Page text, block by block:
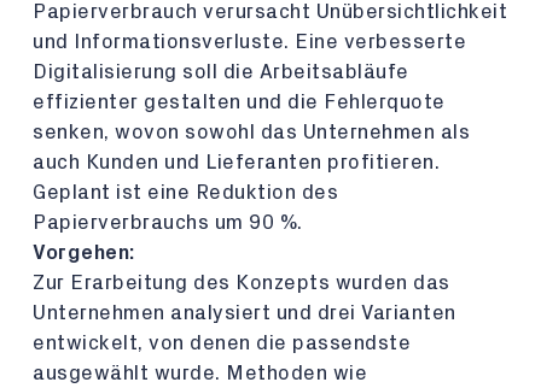
Papierverbrauch verursacht Unübersichtlichkeit
und Informationsverluste. Eine verbesserte
Digitalisierung soll die Arbeitsabläufe
effizienter gestalten und die Fehlerquote
senken, wovon sowohl das Unternehmen als
auch Kunden und Lieferanten profitieren.
Geplant ist eine Reduktion des
Papierverbrauchs um 90 %.
Vorgehen:
Zur Erarbeitung des Konzepts wurden das
Unternehmen analysiert und drei Varianten
entwickelt, von denen die passendste
ausgewählt wurde. Methoden wie